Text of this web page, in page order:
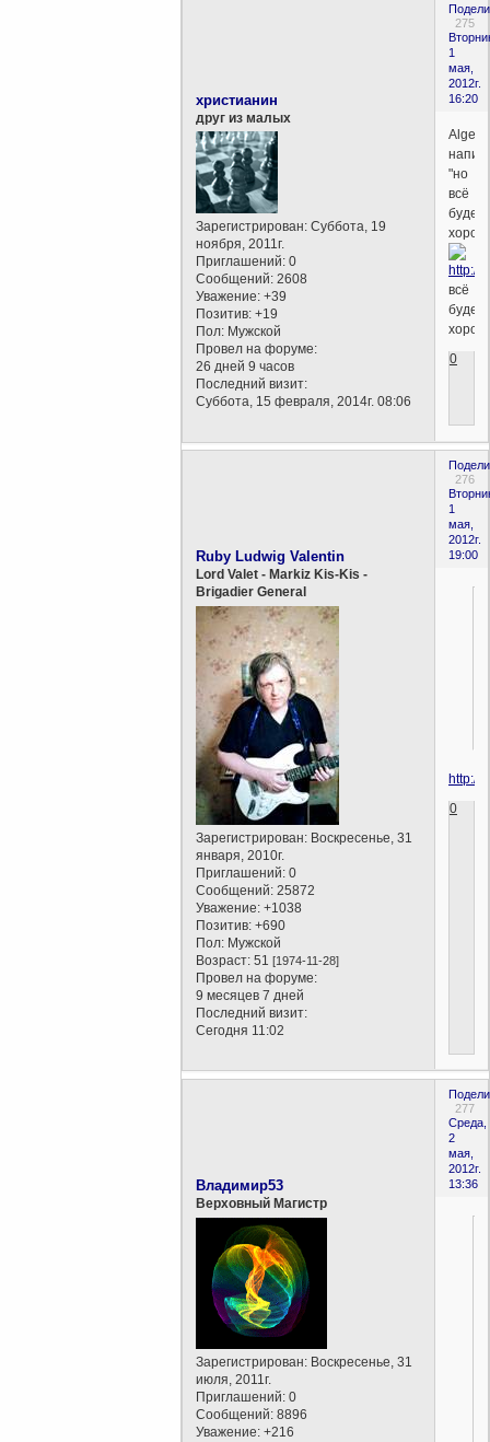
275
1
мая,
2012г.
16:20
христианин
друг из малых
Зарегистрирован: Суббота, 19
ноября, 2011г.
Приглашений: 0
Сообщений: 2608
Уважение: +39
Позитив: +19
Пол: Мужской
Провел на форуме:
26 дней 9 часов
Последний визит:
Суббота, 15 февраля, 2014г. 08:06
"но
всё
будет
всё
будет
0
276
1
мая,
2012г.
19:00
Ruby Ludwig Valentin
Lord Valet - Markiz Kis-Kis -
Brigadier General
Зарегистрирован: Воскресенье, 31
января, 2010г.
Приглашений: 0
Сообщений: 25872
Уважение: +1038
Позитив: +690
Пол: Мужской
Возраст: 51[1974-11-28]
Провел на форуме:
9 месяцев 7 дней
Последний визит:
Сегодня 11:02
http://
0
277
Среда,
2
мая,
2012г.
13:36
Владимир53
Верховный Магистр
Зарегистрирован: Воскресенье, 31
июля, 2011г.
Приглашений: 0
Сообщений: 8896
Уважение: +216